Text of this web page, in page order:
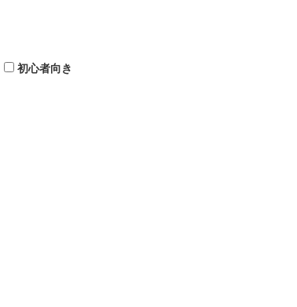
初心者向き